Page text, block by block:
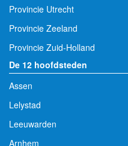
Provincie Utrecht
Provincie Zeeland
Provincie Zuid-Holland
De 12 hoofdsteden
Assen
Lelystad
Leeuwarden
Arnhem